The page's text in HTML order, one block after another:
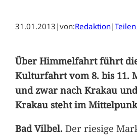
31.01.2013 |von:Redaktion|
Über Himmelfahrt führt
Kulturfahrt vom 8. bis 11.
und zwar nach Krakau
Krakau steht im
Bad Vilbel.Der riesige